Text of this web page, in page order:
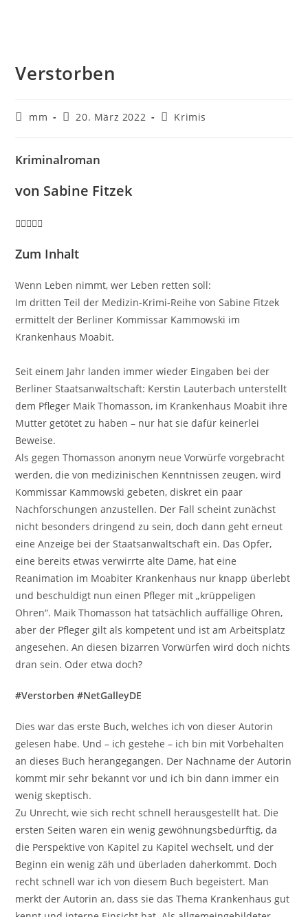
Verstorben
mm 20. März 2022 Krimis
Kriminalroman
von Sabine Fitzek
Zum Inhalt
Wenn Leben nimmt, wer Leben retten soll:
Im dritten Teil der Medizin-Krimi-Reihe von Sabine Fitzek
ermittelt der Berliner Kommissar Kammowski im
Krankenhaus Moabit.
Seit einem Jahr landen immer wieder Eingaben bei der
Berliner Staatsanwaltschaft: Kerstin Lauterbach unterstellt
dem Pfleger Maik Thomasson, im Krankenhaus Moabit ihre
Mutter getötet zu haben – nur hat sie dafür keinerlei
Beweise.
Als gegen Thomasson anonym neue Vorwürfe vorgebracht
werden, die von medizinischen Kenntnissen zeugen, wird
Kommissar Kammowski gebeten, diskret ein paar
Nachforschungen anzustellen. Der Fall scheint zunächst
nicht besonders dringend zu sein, doch dann geht erneut
eine Anzeige bei der Staatsanwaltschaft ein. Das Opfer,
eine bereits etwas verwirrte alte Dame, hat eine
Reanimation im Moabiter Krankenhaus nur knapp überlebt
und beschuldigt nun einen Pfleger mit „krüppeligen
Ohren“. Maik Thomasson hat tatsächlich auffällige Ohren,
aber der Pfleger gilt als kompetent und ist am Arbeitsplatz
angesehen. An diesen bizarren Vorwürfen wird doch nichts
dran sein. Oder etwa doch?
#Verstorben #NetGalleyDE
Dies war das erste Buch, welches ich von dieser Autorin
gelesen habe. Und – ich gestehe – ich bin mit Vorbehalten
an dieses Buch herangegangen. Der Nachname der Autorin
kommt mir sehr bekannt vor und ich bin dann immer ein
wenig skeptisch.
Zu Unrecht, wie sich recht schnell herausgestellt hat. Die
ersten Seiten waren ein wenig gewöhnungsbedürftig, da
die Perspektive von Kapitel zu Kapitel wechselt, und der
Beginn ein wenig zäh und überladen daherkommt. Doch
recht schnell war ich von diesem Buch begeistert. Man
merkt der Autorin an, dass sie das Thema Krankenhaus gut